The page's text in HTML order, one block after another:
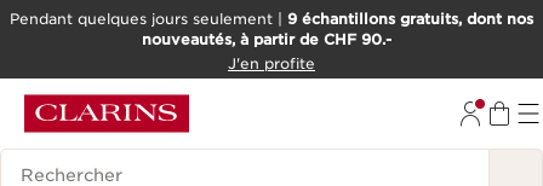
ALLER AU CONTENU
OUTIL D'ACCESSIBILITÉ
Pendant quelques jours seulement | 9 échantillons gratuits, dont nos
nouveautés, à partir de CHF 90.-
J'en profite
Historique des recherches